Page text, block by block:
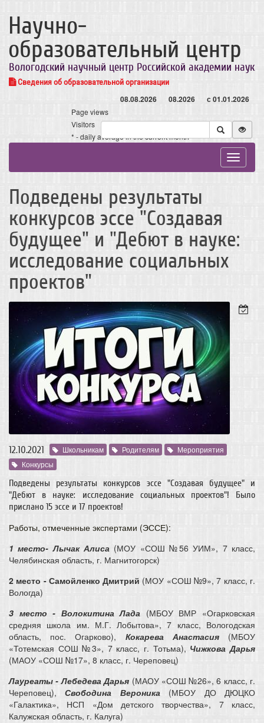
Научно-
образовательный центр
Вологодский научный центр Российской академии наук
Сведения об образовательной организации
08.08.2026 08.2026 с 01.01.2026
Page views
Visitors
* - daily average in the current month
Toggle
Подведены результаты
конкурсов эссе "Создавая
будущее" и "Дебют в науке:
исследование социальных
проектов"
12.10.2021 Школьникам Родителям
Мероприятия
Конкурсы
Подведены результаты конкурсов эссе "Создавая будущее" и
"Дебют в науке: исследование социальных проектов"! Было
прислано 15 эссе и 17 проектов!
Работы, отмеченные экспертами (ЭССЕ):
1 место- Лычак Алиса(МОУ «СОШ №56 УИМ», 7 класс,
Челябинская область, г. Магнитогорск)
2 место - Самойленко Дмитрий (МОУ «СОШ №9», 7 класс, г.
Вологда)
3 место- Волокитина Лада (МБОУ ВМР «Огарковская
средняя школа им. М.Г. Лобытова», 7 класс, Вологодская
область, пос. Огарково), Кокарева Анастасия(МБОУ
«Тотемская СОШ №3», 7 класс, г. Тотьма), Чижкова Дарья
(МАОУ «СОШ №17», 8 класс, г. Череповец)
Лауреаты - Лебедева Дарья (МАОУ «СОШ №26», 6 класс, г.
Череповец),Свободина Вероника(МБОУ ДО ДЮЦКО
«Галактика», НСП «Дом детского творчества», 7 класс,
Калужская область, г. Калуга)